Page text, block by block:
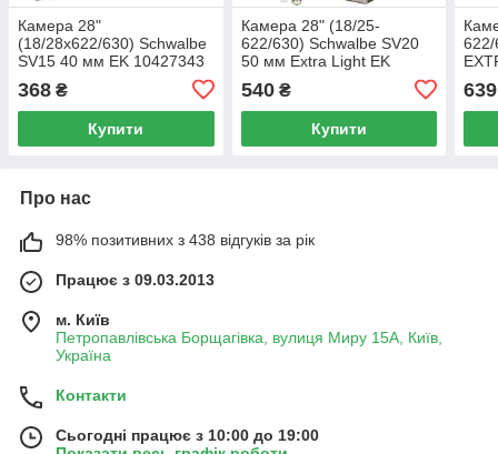
Камера 28"
(18/28x622/630) Schwalbe
SV15 40 мм EK 10427343
368 ₴
Купити
Камера 28" (18/25-
622/630) Schwalbe SV20
50 мм Extra Light EK
540₴
Купити
622/
639
Про нас
98% позитивних з 438 відгуків за рік
Працює з 09.03.2013
м. Київ
Петропавлівська Борщагівка, вулиця Миру 15А, Київ,
Україна
Контакти
Сьогодні працює з 10:00 до 19:00